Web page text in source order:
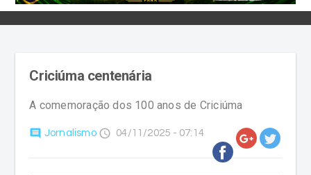
Criciúma centenária
A comemoração dos 100 anos de Criciúma
comment Jornalismo access_time 04/11/2025 - 07:14